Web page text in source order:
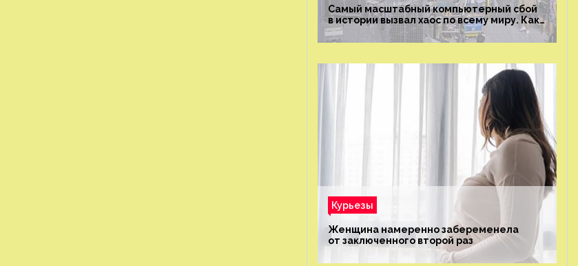
Самый масштабный компьютерный сбой
в истории вызвал хаос по всему миру. Как
это было?
Курьезы
Женщина намеренно забеременела
от заключенного второй раз